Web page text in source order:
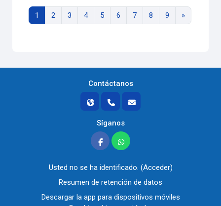
1 Página 1
2 Página 2
3 Página 3
4Página 4
5Página 5
6 Página 6
7Página 7
8 Página 8
9 Página 9
»Siguiente
Contáctanos
Síganos
Usted no se ha identificado. (Acceder)
Resumen de retención de datos
Descargar la app para dispositivos móviles